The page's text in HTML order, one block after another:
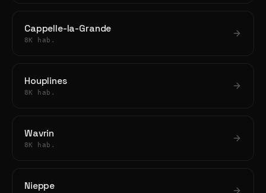
Cappelle-la-Grande
8K hab.
Houplines
8K hab.
Wavrin
8K hab.
Nieppe